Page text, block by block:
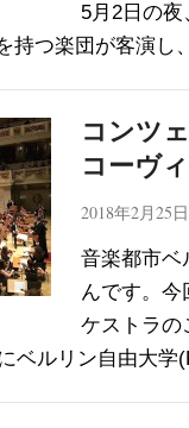
5月2日の
持つ楽団が客演
コンツ
コーヴ
2018年2月25日
音楽都市ベ
んです。今
ケストラの
ベルリン自由大